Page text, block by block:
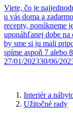
Viete, čo je
u vás doma a
recepty, ponúkneme
uponáhľanej dobe
by sme si ju mali
spíme aspoň 7
27/01/202330/06/
Interiér a
Užitočné rady